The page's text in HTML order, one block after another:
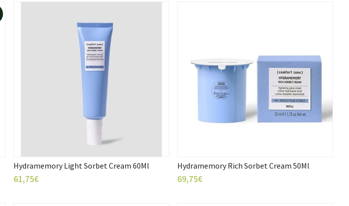
Hydramemory Light Sorbet Cream 60Ml
61,75€
Hydramemory Rich Sorbet Cream 50Ml
69,75€